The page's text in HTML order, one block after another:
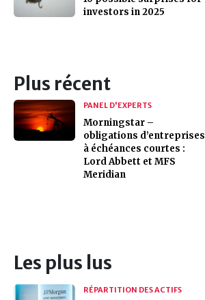
investors in 2025
Plus récent
PANEL D'EXPERTS
Morningstar –
obligations d’entreprises
à échéances courtes :
Lord Abbett et MFS
Meridian
Les plus lus
RÉPARTITION DES ACTIFS